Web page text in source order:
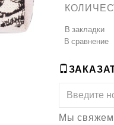
В закладки
В сравнение
Мы